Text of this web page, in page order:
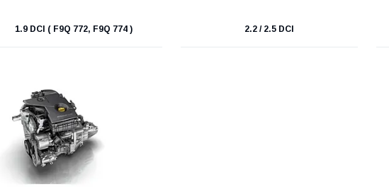
1.9 DCI ( F9Q 772, F9Q 774 ) 2.2 / 2.5 DCI